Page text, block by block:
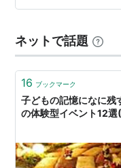
ートミュージアムと
んとの楽しいおしゃ
ネットで話題
16 ブックマーク
子どもの記憶になに残
の体験型イベント12